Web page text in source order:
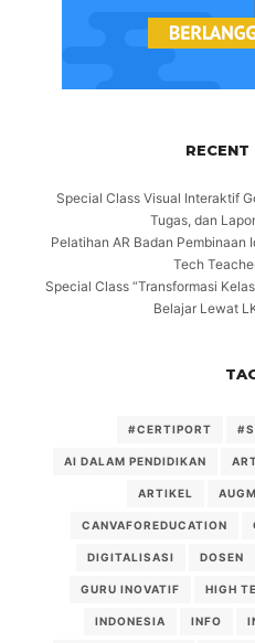
Special Class Visual Interaktif
Tugas, dan
Pelatihan AR Badan Pembinaan
Tech
Special Class “Transformasi
Belajar Lewat
#CERTIPORT
AI DALAM PENDIDIKAN
ARTIKEL
CANVAFOREDUCATION
DIGITALISASI DOSEN
GURU INOVATIF HIGH
INDONESIA INFO